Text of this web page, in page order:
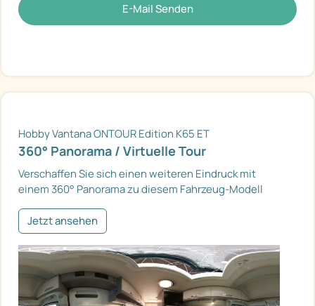
E-Mail Senden
Hobby Vantana ONTOUR Edition K65 ET
360° Panorama / Virtuelle Tour
Verschaffen Sie sich einen weiteren Eindruck mit
einem 360° Panorama zu diesem Fahrzeug-Modell
Jetzt ansehen